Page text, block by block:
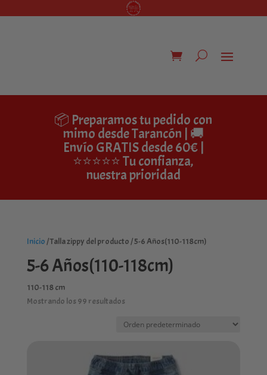
📦 Preparamos tu pedido con
mimo desde Tarancón | 🚚
Envío GRATIS desde 60€ |
⭐⭐⭐⭐⭐ Tu confianza,
nuestra prioridad
Inicio / Talla zippy del producto / 5-6 Años(110-118cm)
5-6 Años(110-118cm)
110-118 cm
Mostrando los 99 resultados